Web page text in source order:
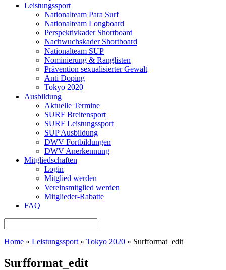
Leistungssport
Nationalteam Para Surf
Nationalteam Longboard
Perspektivkader Shortboard
Nachwuchskader Shortboard
Nationalteam SUP
Nominierung & Ranglisten
Prävention sexualisierter Gewalt
Anti Doping
Tokyo 2020
Ausbildung
Aktuelle Termine
SURF Breitensport
SURF Leistungssport
SUP Ausbildung
DWV Fortbildungen
DWV Anerkennung
Mitgliedschaften
Login
Mitglied werden
Vereinsmitglied werden
Mitglieder-Rabatte
FAQ
Home » Leistungssport » Tokyo 2020 » Surfformat_edit
Surfformat_edit